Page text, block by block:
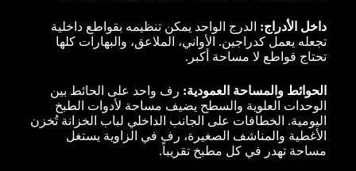
داخل الأدراج: الدرج الواحد يمكن تنظيمه بقواطع داخلية
تجعله يعمل كدراجين. الأواني، الملاعق، والبهارات كلها
تحتاج قواطع لا مساحة أكبر.
الحوائط والمساحة العمودية: رف واحد على الحائط بين
الوحدات العلوية والسطح يضيف مساحة لأدوات الطبخ
اليومية. الخطافات على الجانب الداخلي لباب الخزانة تُخزن
الأغطية والمناشف الصغيرة، رف في الزاوية يستغل
مساحة تهدر في كل مطبخ تقريباً.